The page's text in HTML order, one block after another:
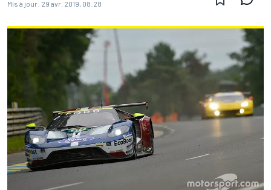
Mis à jour: 29 avr. 2019, 08:28